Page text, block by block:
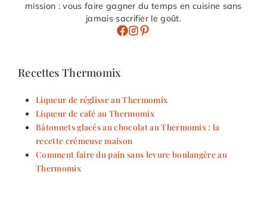
mission : vous faire gagner du temps en cuisine sans
jamais sacrifier le goût.
Recettes Thermomix
Liqueur de réglisse au Thermomix
Liqueur de café au Thermomix
Bâtonnets glacés au chocolat au Thermomix : la
recette crémeuse maison
Comment faire du pain sans levure boulangère au
Thermomix